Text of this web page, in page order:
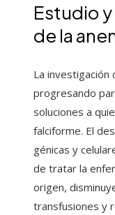
Estudio
de la
La investigación
progresando
soluciones a
falciforme. El
génicas y
de tratar la
origen,
transfusiones y